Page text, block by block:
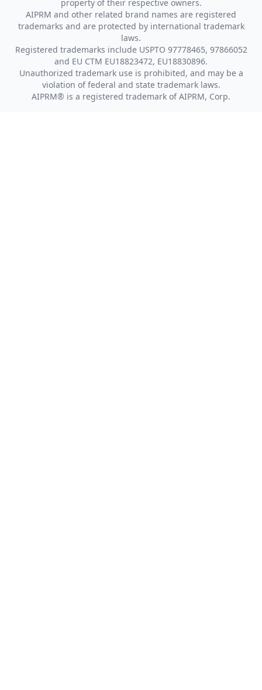
property of their respective owners.
AIPRM and other related brand names are registered
trademarks and are protected by international trademark
laws.
Registered trademarks include USPTO 97778465, 97866052
and EU CTM EU18823472, EU18830896.
Unauthorized trademark use is prohibited, and may be a
violation of federal and state trademark laws.
AIPRM® is a registered trademark of AIPRM, Corp.